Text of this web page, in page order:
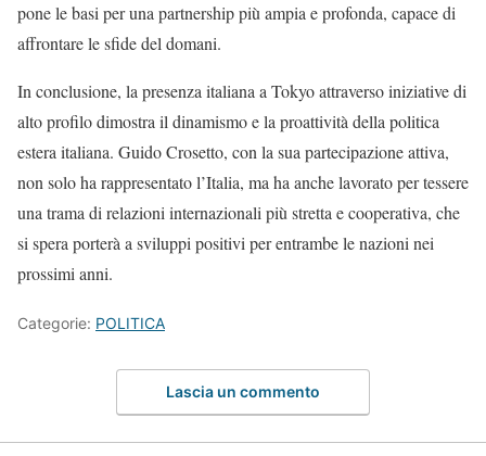
pone le basi per una partnership più ampia e profonda, capace di
affrontare le sfide del domani.
In conclusione, la presenza italiana a Tokyo attraverso iniziative di
alto profilo dimostra il dinamismo e la proattività della politica
estera italiana. Guido Crosetto, con la sua partecipazione attiva,
non solo ha rappresentato l’Italia, ma ha anche lavorato per tessere
una trama di relazioni internazionali più stretta e cooperativa, che
si spera porterà a sviluppi positivi per entrambe le nazioni nei
prossimi anni.
Categorie: POLITICA
Lascia un commento